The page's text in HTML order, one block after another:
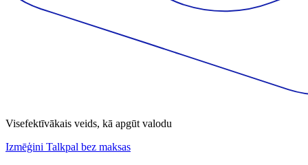
Visefektīvākais veids, kā apgūt valodu
Izmēģini Talkpal bez maksas